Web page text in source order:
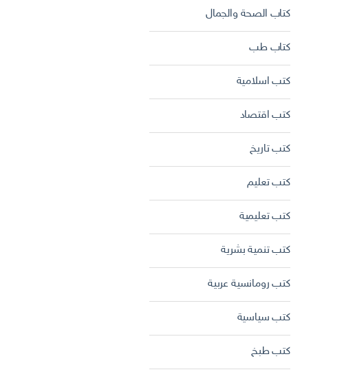
كتاب الصحة والجمال
كتاب طب
كتب اسلامية
كتب اقتصاد
كتب تاريخ
كتب تعليم
كتب تعليمية
كتب تنمية بشرية
كتب رومانسية عربية
كتب سياسية
كتب طبخ